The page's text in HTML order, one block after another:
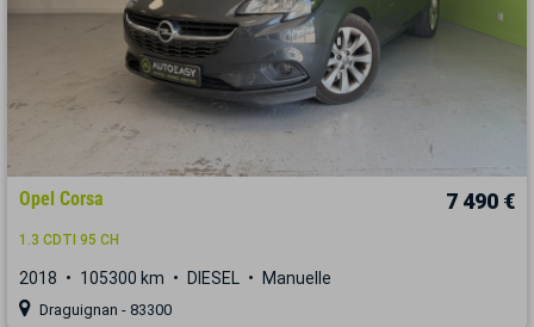
Opel Corsa 7 490 €
1.3 CDTI 95 CH
2018 105300 km DIESEL Manuelle
Draguignan - 83300